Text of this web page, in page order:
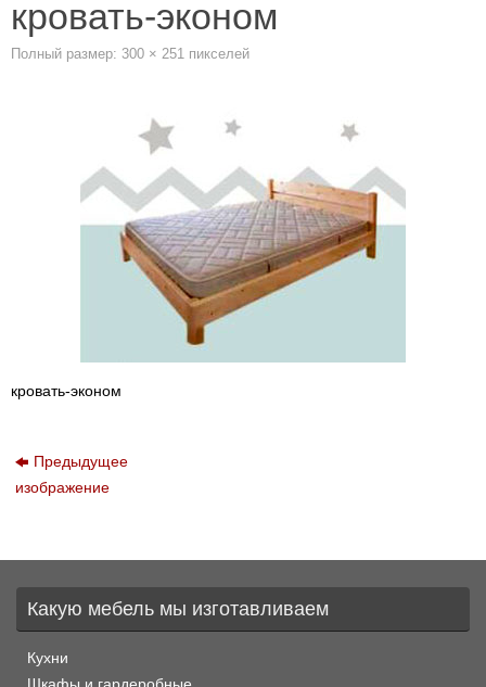
кровать-эконом
Полный размер: 300 × 251 пикселей
кровать-эконом
Предыдущее
изображение
Какую мебель мы изготавливаем
Кухни